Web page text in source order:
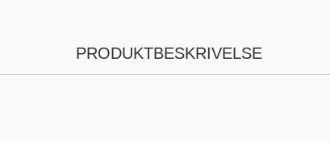
PRODUKTBESKRIVELSE